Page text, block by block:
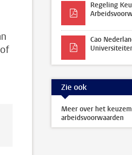
Regeling
Cao
Zie ook
Meer over het
arbeidsvoorwaarden